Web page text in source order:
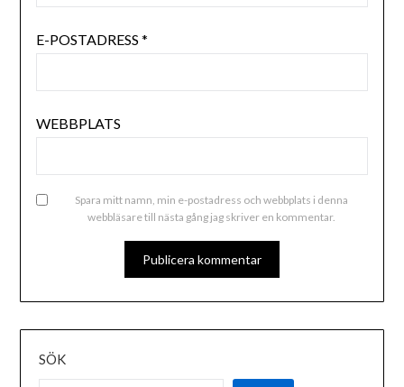
E-POSTADRESS *
WEBBPLATS
Spara mitt namn, min e-postadress och webbplats i denna
webbläsare till nästa gång jag skriver en kommentar.
ALTERNATIVE:
SÖK